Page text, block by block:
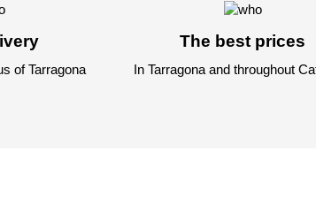
of Tarragona
The best prices
In Tarragona and throughout